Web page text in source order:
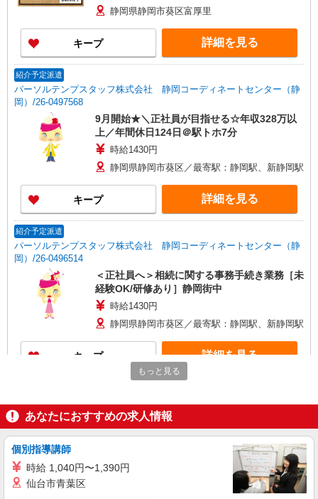
払 静岡県静岡市葵区富厚里
キープ 詳細を見る
紹介予定派遣
パーソルテンプスタッフ株式会社 静岡コーディネートセンター（静
岡）/26-0497568
9月開始★＼正社員が目指せる☆年収328万以
上／年間休日124日＠駅トホ7分
時給1430円
静岡県静岡市葵区／最寄駅：静岡駅、新静岡駅
キープ 詳細を見る
紹介予定派遣
パーソルテンプスタッフ株式会社 静岡コーディネートセンター（静
岡）/26-0496514
＜正社員へ＞相続に関する事務手続き業務［未
経験OK/研修あり］静岡街中
時給1430円
静岡県静岡市葵区／最寄駅：静岡駅、新静岡駅
キープ 詳細を見る
パーソルテンプスタッフ株式会社 静岡コーディネートセンター（静
岡）/26-0519889
＜なにかと便利な平日1日休みあり＞食品会社
時給1430円
静岡県静岡市葵区／最寄駅：東静岡駅、長沼
（静岡県）駅 ≪車通勤可≫ ●車OK！無料駐車
もっと見る
あなたにおすすめの求人情報
個別指導講師
時給 1,040円〜1,390円
仙台市青葉区